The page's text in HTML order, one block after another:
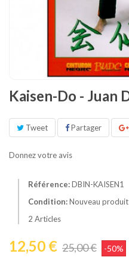
Décoration
Kaisen-Do - Juan
Tweet Partager
Donnez votre avis
Référence:DBIN-KAISEN1
Condition:Nouveau produit
2 Articles
12,50 € 25,00 € -50%